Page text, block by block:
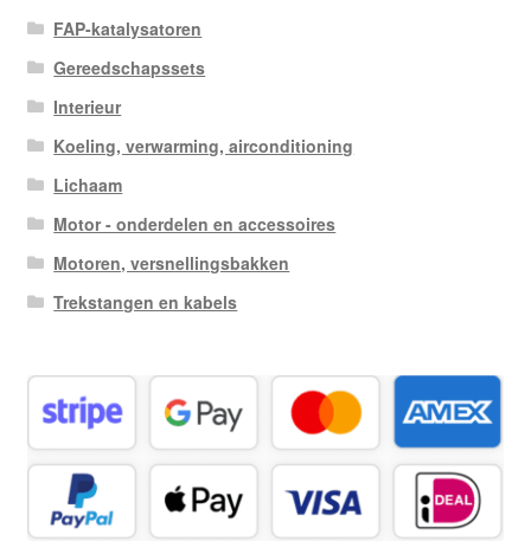
FAP-katalysatoren
Gereedschapssets
Interieur
Koeling, verwarming, airconditioning
Lichaam
Motor - onderdelen en accessoires
Motoren, versnellingsbakken
Trekstangen en kabels